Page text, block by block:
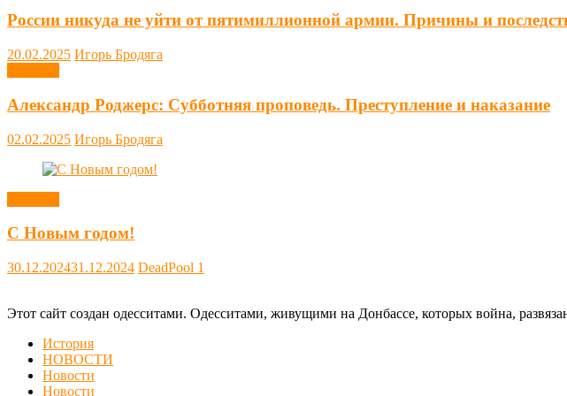
России никуда не уйти от пятимиллионной армии. Причины и
20.02.2025 Игорь Бродяга
Александр Роджерс: Субботняя проповедь. Преступление и наказание
02.02.2025 Игорь Бродяга
С Новым годом!
30.12.202431.12.2024 DeadPool 1
Этот сайт создан одесситами. Одесситами, живущими на Донбассе, которых война,
История
НОВОСТИ
Новости
Новости